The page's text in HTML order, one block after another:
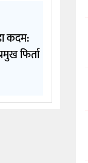
कदम:
फिर्ता